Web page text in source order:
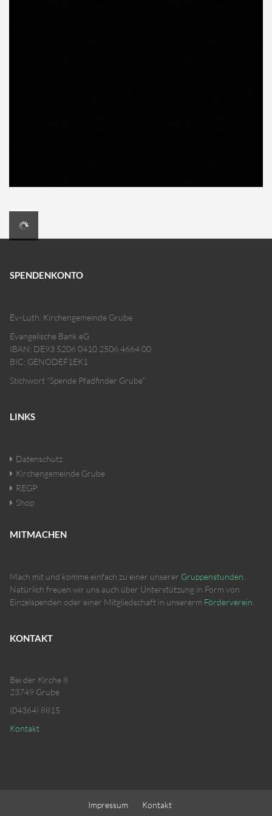
SPENDENKONTO
Ev.-Luth. Kirchengemeinde Grube
Evangelische Bank eG
IBAN: DE93 5206 0410 2506 4664 00
BIC: GENODEF1EK1
Stichwort "Spende Pfadfinder Grube"
LINKS
Datenschutz
Kirchengemeinde Grube
REGP
Shop
MITMACHEN
Mach mit und komme einfach zu einer unserer Gruppenstunden
Natürlich freuen wir uns auch über Unterstützung in Form von
Einzelspenden oder einer Mitgliedschaft in unsererm Förderverein
KONTAKT
Bei der Kirche 8
23749 Grube
(04364) 8815
Kontakt
Impressum Kontakt